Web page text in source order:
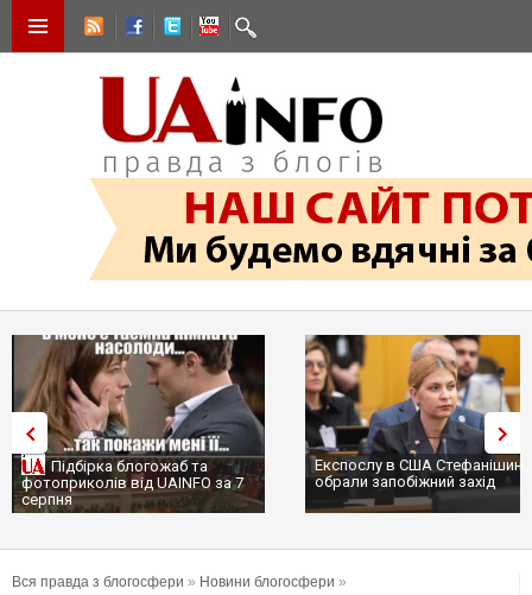
Підбірка блогожаб та
фотоприколів від UAINFO за 7
серпня
Експослу в США Стефанішиній
обрали запобіжний захід
Вся правда з блогосфери » Новини блогосфери »